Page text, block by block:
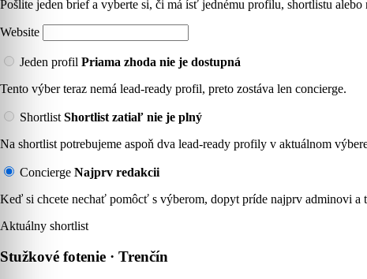
Pošlite jeden brief a vyberte si, či má ísť jednému profilu, shortlistu
Website
Jeden profil Priama zhoda nie je dostupná
Tento výber teraz nemá lead-ready profil, preto zostáva len concierge.
Shortlist Shortlist zatiaľ nie je plný
Na shortlist potrebujeme aspoň dva lead-ready profily v aktuálnom
Concierge Najprv redakcii
Keď si chcete nechať pomôcť s výberom, dopyt príde najprv adminovi a
Aktuálny shortlist
Stužkové fotenie · Trenčín